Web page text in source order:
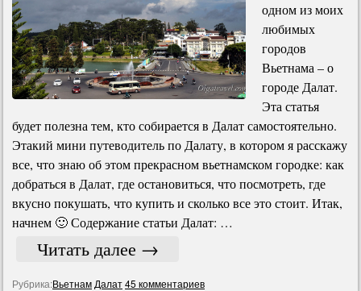
одном из моих
любимых
городов
Вьетнама – о
городе Далат.
Эта статья
будет полезна тем, кто собирается в Далат самостоятельно.
Этакий мини путеводитель по Далату, в котором я расскажу
все, что знаю об этом прекрасном вьетнамском городке: как
добраться в Далат, где остановиться, что посмотреть, где
вкусно покушать, что купить и сколько все это стоит. Итак,
начнем 🙂 Содержание статьи Далат: …
Читать далее →
Рубрика:Вьетнам Далат45 комментариев